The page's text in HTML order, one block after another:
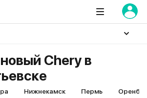
Chery в
Нижнекамск Пермь